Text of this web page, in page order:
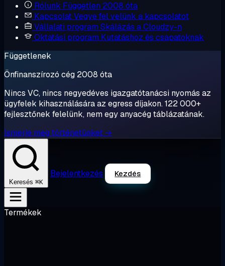
Rólunk Független 2008 óta
KapcsolatVegye fel velünk a kapcsolatot
Vállalati program Skálázás a Cloudzy-n
Oktatási program Kutatáshoz és csapatoknak
Függetlenek
Önfinanszírozó cég 2008 óta
Nincs VC, nincs negyedéves igazgatótanácsi nyomás az
ügyfelek kihasználására az egress díjakon. 122 000+
fejlesztőnek felelünk, nem egy anyacég táblázatának.
Ismerje meg történetünket →
Keresés ⌘K
Bejelentkezés Kezdés
Termékek